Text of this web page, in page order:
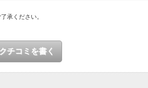
承ください。
チコミを書く